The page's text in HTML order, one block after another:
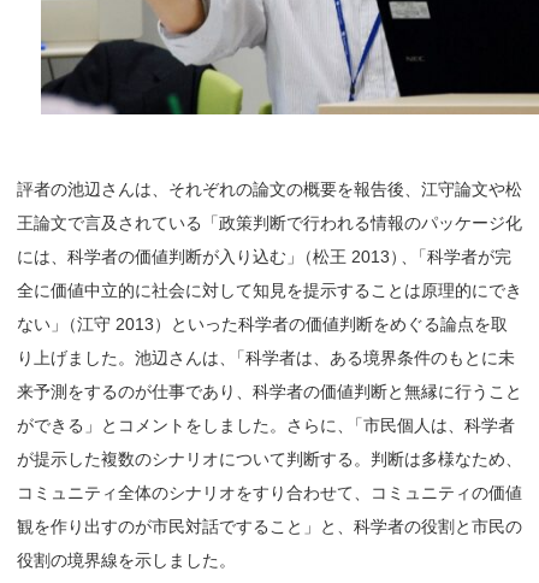
評者の池辺さんは、それぞれの論文の概要を報告後、江守論文や松
王論文で言及されている「政策判断で行われる情報のパッケージ化
には、科学者の価値判断が入り込む 」 （松王 2013）
「科学者が完
全に価値中立的に社会に対して知見を提示することは原理的にでき
ない 」
（江守 2013）といった科学者の価値判断をめぐる論点を取
り上げました。池辺さんは
「科学者は、ある境界条件のもとに未
来予測をするのが仕事であり、科学者の価値判断と無縁に行うこと
ができる」とコメントをしました。さらに
「市民個人は、科学者
が提示した複数のシナリオについて判断する。判断は多様なため、
コミュニティ全体のシナリオをすり合わせて、コミュニティの価値
観を作り出すのが市民対話ですること」と、科学者の役割と市民の
役割の境界線を示しました。